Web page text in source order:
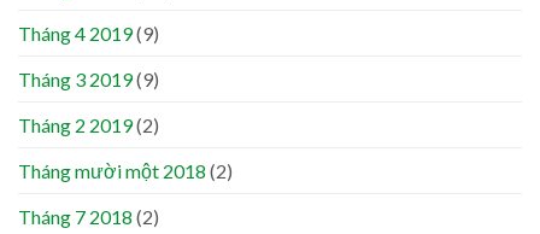
Tháng 4 2019(9)
Tháng 3 2019(9)
Tháng 2 2019(2)
Tháng mười một 2018 (2)
Tháng 7 2018 (2)